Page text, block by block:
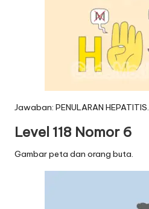
Jawaban: PENULARAN HEPATITIS.
Level 118 Nomor 6
Gambar peta dan orang buta.